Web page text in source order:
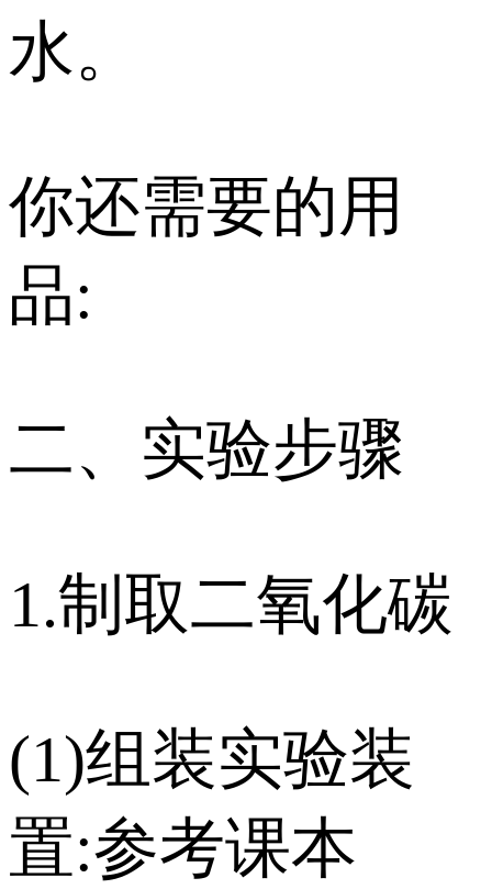
水。
你还需要的用
品:
二、实验步骤
1.制取二氧化碳
(1)组装实验装
置:参考课本